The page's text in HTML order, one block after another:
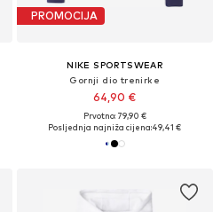
PROMOCIJA
NIKE SPORTSWEAR
Gornji dio trenirke
64,90 €
Prvotno: 79,90 €
Posljednja najniža cijena:49,41 €